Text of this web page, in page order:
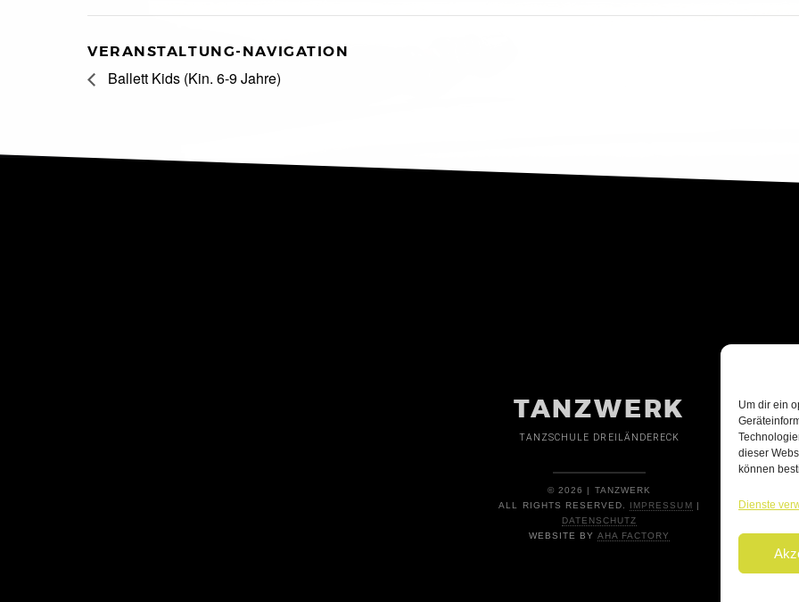
Um dir ein
dieser
können
Dienste
VERANSTALTUNG-NAVIGATION
Ballett Kids (Kin. 6-9 Jahre)
TANZWERK
TANZSCHULE DREILÄNDERECK
© 2026 | TANZWERK
ALL RIGHTS RESERVED. IMPRESSUM |
DATENSCHUTZ
WEBSITE BY AHA FACTORY